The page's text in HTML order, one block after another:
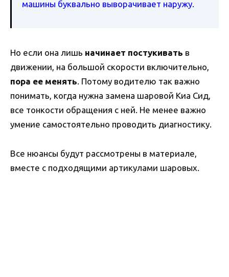
машины буквально выворачивает наружу.
Но если она лишь начинает постукивать в
движении, на большой скорости включительно,
пора ее менять . Потому водителю так важно
понимать, когда нужна замена шаровой Киа Сид,
все тонкости обращения с ней. Не менее важно
умение самостоятельно проводить диагностику.
Все нюансы будут рассмотрены в материале,
вместе с подходящими артикулами шаровых.